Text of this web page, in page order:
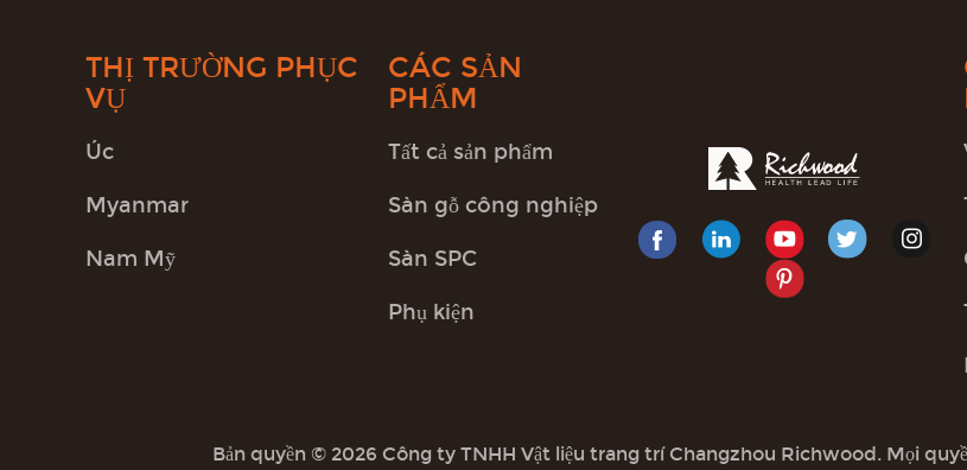
THỊ TRƯỜNG PHỤC
VỤ
Úc
Myanmar
Nam Mỹ
CÁC SẢN
PHẨM
Tất cả sản phẩm
Sàn gỗ công nghiệp
Sàn SPC
Phụ kiện
Bản quyền © 2026 Công ty TNHH Vật liệu trang trí Changzhou Richwood. Mọi